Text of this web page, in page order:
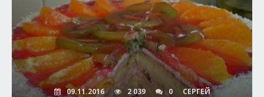
09.11.2016 2 039 0 СЕРГЕЙ